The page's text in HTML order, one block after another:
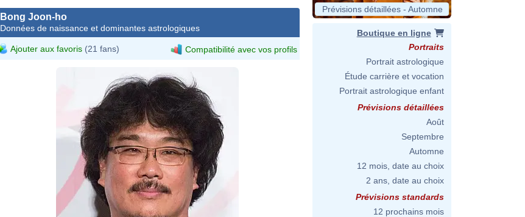
Bong Joon-ho
Données de naissance et dominantes astrologiques
Ajouter aux favoris (21 fans) Compatibilité avec vos profils
Prévisions détaillées - Automne
Boutique en ligne
Portraits
Portrait astrologique
Étude carrière et vocation
Portrait astrologique enfant
Prévisions détaillées
Août
Septembre
Automne
12 mois, date au choix
2 ans, date au choix
Prévisions standards
12 prochains mois